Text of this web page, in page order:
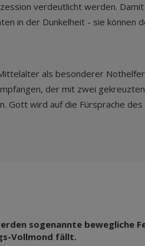
verdeutlicht werden.
in der Dunkelheit - sie können
als besonderer
der mit zwei
Gott wird auf die Fürsprache
sogenannte bewegliche
Vollmond fällt.